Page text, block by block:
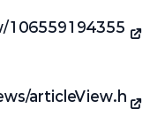
106559194355
articleView.h